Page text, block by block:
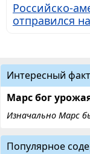
Российско-
отправился
Интересный факт
Марс бог
Изначально Марс
Популярное